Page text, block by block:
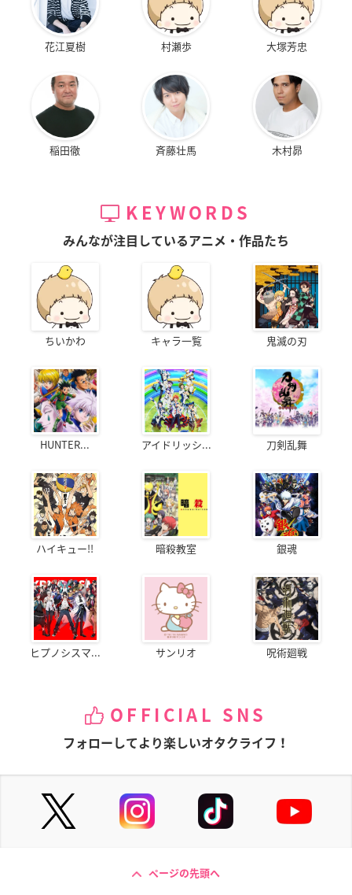
花江夏樹 村瀬歩 大塚芳忠
稲田徹 斉藤壮馬 木村昴
KEYWORDS
みんなが注目しているアニメ・作品たち
ちいかわ キャラ一覧 鬼滅の刃
HUNTER... アイドリッシ... 刀剣乱舞
ハイキュー!! 暗殺教室 銀魂
ヒプノシスマ... サンリオ 呪術廻戦
OFFICIAL SNS
フォローしてより楽しいオタクライフ！
ページの先頭へ